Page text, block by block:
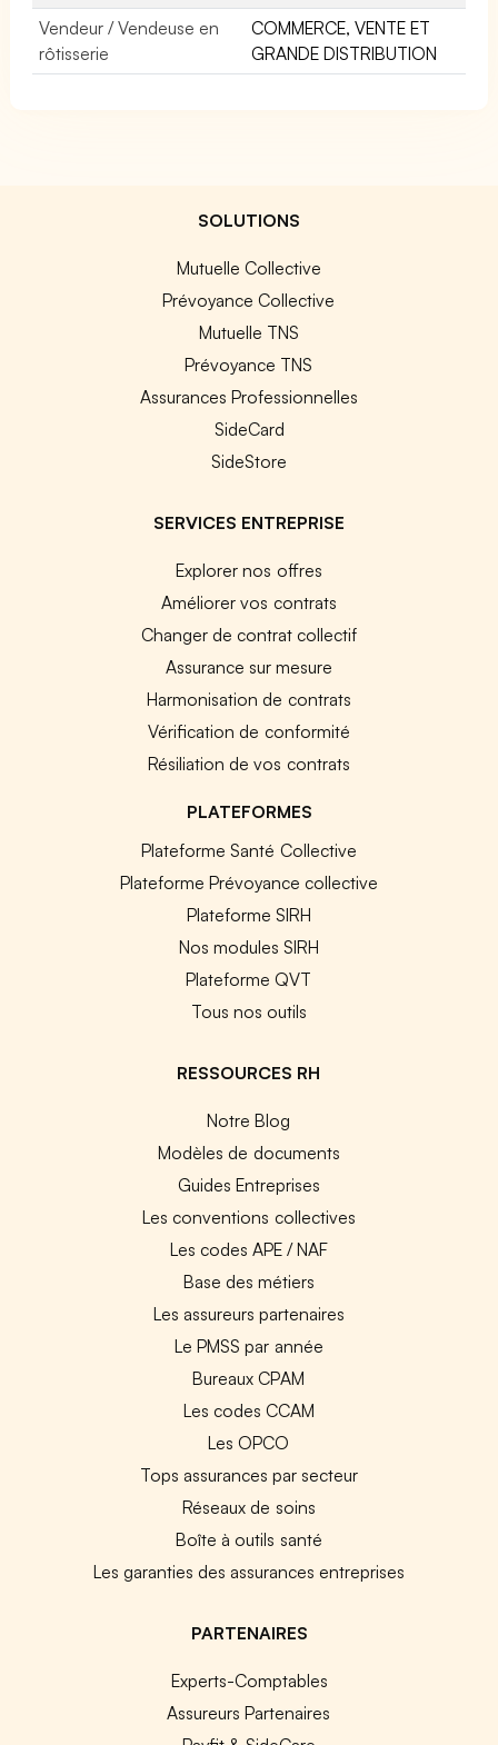
Vendeur / Vendeuse en
rôtisserie
COMMERCE, VENTE ET
GRANDE DISTRIBUTION
SOLUTIONS
Mutuelle Collective
Prévoyance Collective
Mutuelle TNS
Prévoyance TNS
Assurances Professionnelles
SideCard
SideStore
SERVICES ENTREPRISE
Explorer nos offres
Améliorer vos contrats
Changer de contrat collectif
Assurance sur mesure
Harmonisation de contrats
Vérification de conformité
Résiliation de vos contrats
PLATEFORMES
Plateforme Santé Collective
Plateforme Prévoyance collective
Plateforme SIRH
Nos modules SIRH
Plateforme QVT
Tous nos outils
RESSOURCES RH
Notre Blog
Modèles de documents
Guides Entreprises
Les conventions collectives
Les codes APE / NAF
Base des métiers
Les assureurs partenaires
Le PMSS par année
Bureaux CPAM
Les codes CCAM
Les OPCO
Tops assurances par secteur
Réseaux de soins
Boîte à outils santé
Les garanties des assurances entreprises
PARTENAIRES
Experts-Comptables
Assureurs Partenaires